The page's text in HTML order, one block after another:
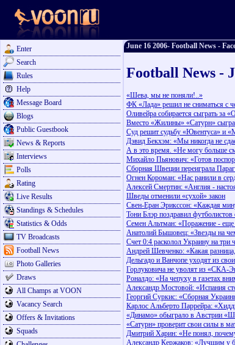
Enter
Search
Rules
Help
Message Board
Blogs
Public Guestbook
News & Reports
Interviews
Polls
Rating
Live Results
Standings & Schedules
Statistics & Odds
TV Broadcasts
Football News
Photo Galleries
Draws
All Champs at VOON
Vacancy Search
Offers & Invitations
Squads
June 16 2006- Football News -
Football News -
«Шева, мы не поняли!..»
ФК «Лада» решил не сниматься с
Оливейра собирается сыграть за
Вместо «Жилины» «Сатурн»
Суд решит судьбу «Ювентуса» и
Дэвид Бекхэм: «Мы никогда не
А в это время. «Не могу больше
Михайло Пьянович: «Готов
Сборная Швеции переиграла
Огнен Короман: «Нас ранили в
Алексей Cмертин: «Англия -
Шведы отменили «сухой» закон
Свен-Еран Эрикссон: «Каждая
Тони Блэр поздравил
Семен Альтман: «Поражение - еще
Анатолий Бышовец: «Звезды на
Счет 0:4 расколол Украину на три
Андрей Шевченко: «Какая
Дельгадо и Ванчопе уходят из
Горлуковича не уволят из «СКА-
Роналдо: «На чепуху в газетах
Александр Мостовой: «Испания
Георгий Суркис: «Сборная
Карлос Альберто Паррейра:
«Динамо» обыграло в Австрии
«Сатурн» проверит свои силы в
Дмитрий Харин: «Не понял,
Александр Кержаков: «Лучшим у